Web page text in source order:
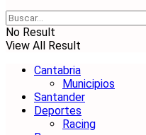
No Result
View All Result
Cantabria
Municipios
Santander
Deportes
Racing